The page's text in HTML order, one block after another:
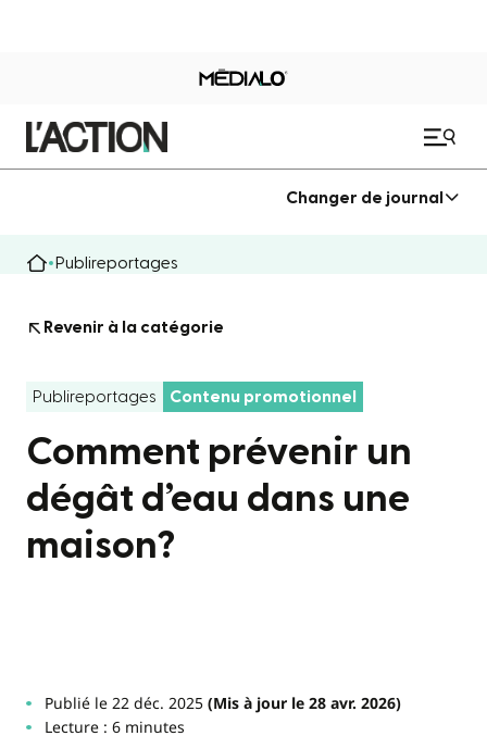
Changer de journal
Publireportages
Revenir à la catégorie
Publireportages Contenu promotionnel
Comment prévenir un
dégât d’eau dans une
maison?
Publié le 22 déc. 2025(Mis à jour le 28 avr. 2026)
Lecture : 6 minutes